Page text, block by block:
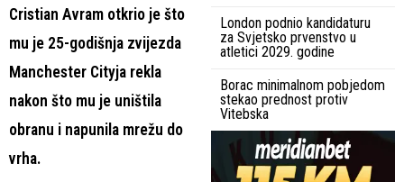
Cristian Avram otkrio je što
mu je 25-godišnja zvijezda
Manchester Cityja rekla
nakon što mu je uništila
obranu i napunila mrežu do
vrha.
London podnio kandidaturu
za Svjetsko prvenstvo u
atletici 2029. godine
Borac minimalnom pobjedom
stekao prednost protiv
Vitebska